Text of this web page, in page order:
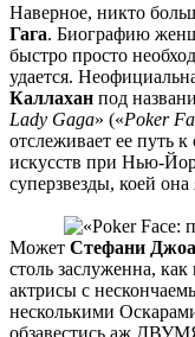
Наверное, никто
Гага. Биографию
быстро просто
удается.
Каллахан под
Lady Gaga» («Poker
отслеживает ее путь
искусств при Нью-
суперзвезды, коей она
Может Стефани
столь заслуженна,
актрисы с
несколькими
обзавестись аж